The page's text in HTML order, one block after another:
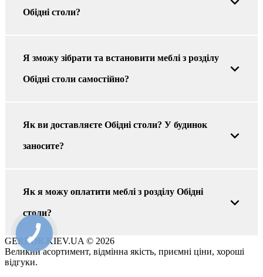
Обідні столи?
Я зможу зібрати та встановити меблі з розділу
Обідні столи самостійно?
Як ви доставляєте Обідні столи? У будинок
заносите?
Як я можу оплатити меблі з розділу Обідні
столи?
GERBOR.KIEV.UA © 2026
Великий асортимент, відмінна якість, приємні ціни, хороші
відгуки.